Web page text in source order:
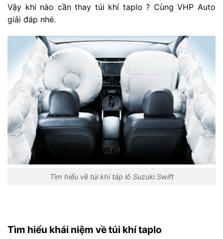
Vậy khi nào cần thay túi khí taplo ? Cùng VHP Auto
giải đáp nhé.
Tìm hiểu về túi khí táp lô Suzuki Swift
Tìm hiểu khái niệm về túi khí taplo